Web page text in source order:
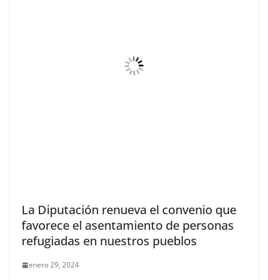
La Diputación renueva el convenio que
favorece el asentamiento de personas
refugiadas en nuestros pueblos
enero 29, 2024